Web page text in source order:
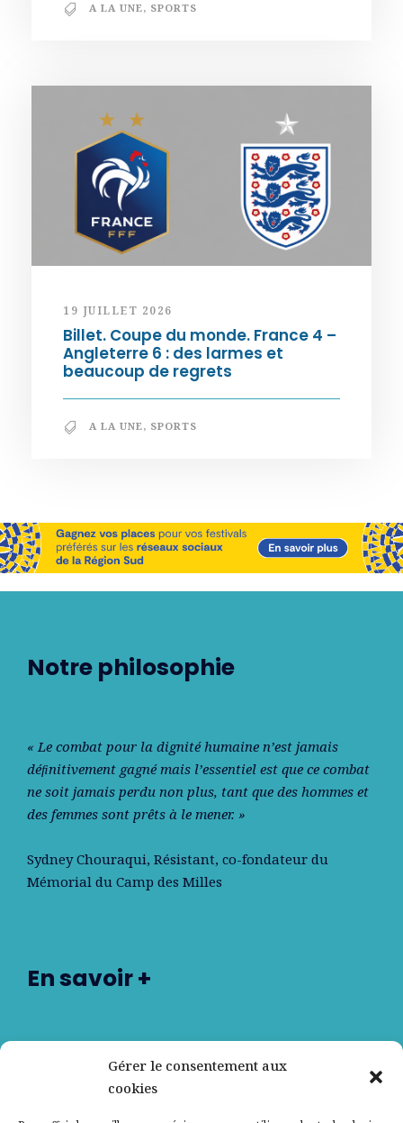
Gérer le consentement aux
cookies
A LA UNE, SPORTS
19 JUILLET 2026
Billet. Coupe du monde. France 4 –
Angleterre 6 : des larmes et
beaucoup de regrets
A LA UNE, SPORTS
Notre philosophie
« Le combat pour la dignité humaine n’est jamais
déﬁnitivement gagné mais l’essentiel est que ce combat
ne soit jamais perdu non plus, tant que des hommes et
des femmes sont prêts à le mener. »
Sydney Chouraqui, Résistant, co-fondateur du
Mémorial du Camp des Milles
En savoir +